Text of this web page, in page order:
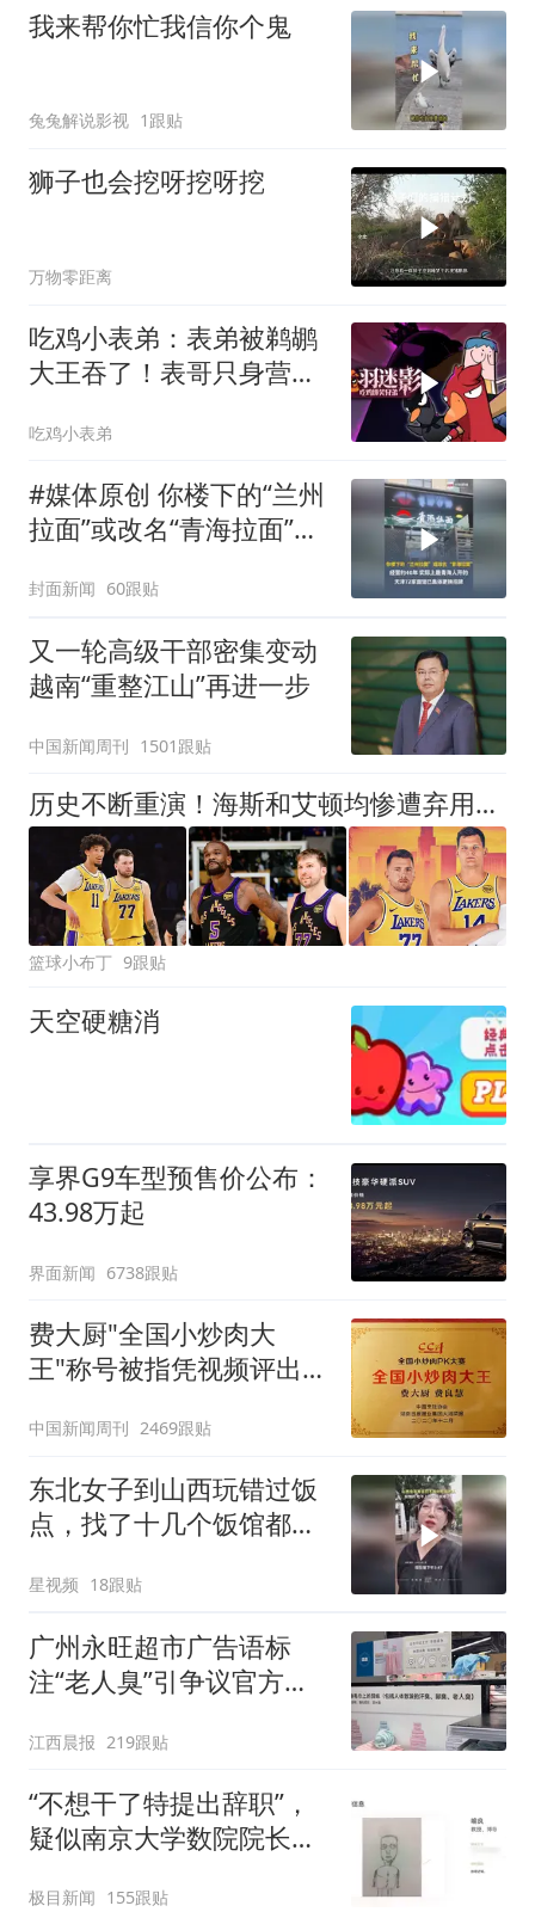
我来帮你忙我信你个鬼
兔兔解说影视 1跟贴
狮子也会挖呀挖呀挖
万物零距离
吃鸡小表弟：表弟被鹈鹕
大王吞了！表哥只身营
吃鸡小表弟
#媒体原创 你楼下的“兰州
拉面”或改名“青海拉面”，
海人开的，天津72家面馆
已集体更换招牌
封面新闻 60跟贴
又一轮高级干部密集变动
越南“重整江山”再进一步
中国新闻周刊 1501跟贴
历史不断重演！海斯和艾顿均惨遭弃用，凯斯勒会在湖人重蹈覆辙吗
篮球小布丁 9跟贴
天空硬糖消
享界G9车型预售价公布：
43.98万起
界面新闻 6738跟贴
费大厨"全国小炒肉大
王"称号被指凭视频评出
中国新闻周刊 2469跟贴
东北女子到山西玩错过饭
点，找了十几个饭馆都没
星视频 18跟贴
广州永旺超市广告语标
注“老人臭”引争议官方回
核实完毕后会回电
江西晨报 219跟贴
“不想干了特提出辞职”，
疑似南京大学数院院长辞
良教授已卸任院长一职，
极目新闻 155跟贴